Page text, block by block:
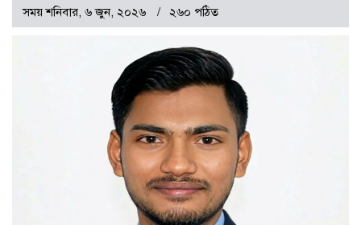
সময় শনিবার, ৬ জুন, ২০২৬ ২৬০ পঠিত